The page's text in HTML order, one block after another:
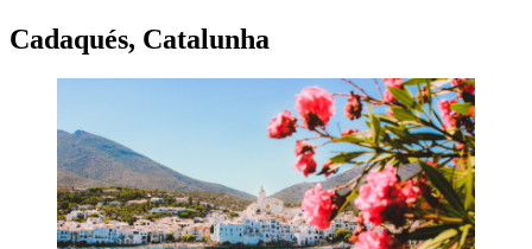
Cadaqués, Catalunha